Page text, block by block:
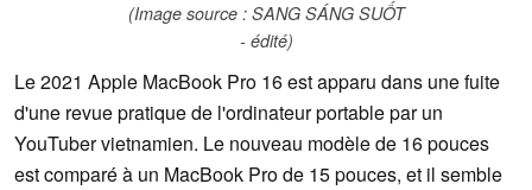
(Image source : SANG SÁNG SUỐT
- édité)
Le 2021 Apple MacBook Pro 16 est apparu dans une fuite
d'une revue pratique de l'ordinateur portable par un
YouTuber vietnamien. Le nouveau modèle de 16 pouces
est comparé à un MacBook Pro de 15 pouces, et il semble